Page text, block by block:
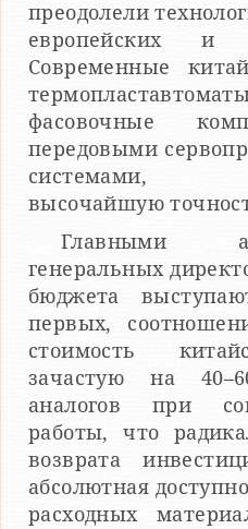
преодолели
европейских и
Современные
фасовочные
передовыми
системами,
высочайшую
Главными
генеральных
бюджета
первых,
стоимость
зачастую на
аналогов при
работы, что
возврата
абсолютная
расходных